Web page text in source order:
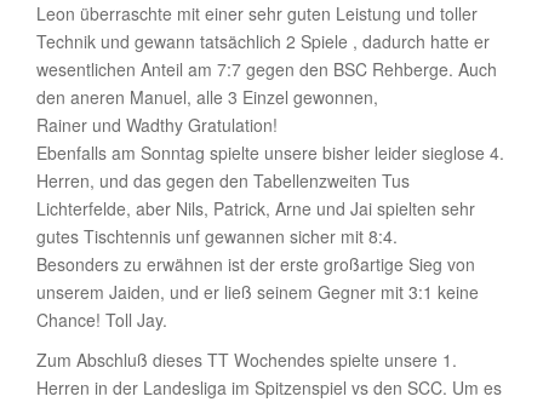
Leon überraschte mit einer sehr guten Leistung und toller
Technik und gewann tatsächlich 2 Spiele , dadurch hatte er
wesentlichen Anteil am 7:7 gegen den BSC Rehberge. Auch
den aneren Manuel, alle 3 Einzel gewonnen,
Rainer und Wadthy Gratulation!
Ebenfalls am Sonntag spielte unsere bisher leider sieglose 4.
Herren, und das gegen den Tabellenzweiten Tus
Lichterfelde, aber Nils, Patrick, Arne und Jai spielten sehr
gutes Tischtennis unf gewannen sicher mit 8:4.
Besonders zu erwähnen ist der erste großartige Sieg von
unserem Jaiden, und er ließ seinem Gegner mit 3:1 keine
Chance! Toll Jay.
Zum Abschluß dieses TT Wochendes spielte unsere 1.
Herren in der Landesliga im Spitzenspiel vs den SCC. Um es